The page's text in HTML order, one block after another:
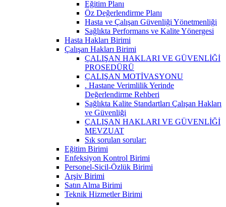
Eğitim Planı
Öz Değerlendirme Planı
Hasta ve Çalışan Güvenliği Yönetmenliği
Sağlıkta Performans ve Kalite Yönergesi
Hasta Hakları Birimi
Çalışan Hakları Birimi
ÇALIŞAN HAKLARI VE GÜVENLİĞİ
PROSEDÜRÜ
ÇALIŞAN MOTİVASYONU
. Hastane Verimlilik Yerinde
Değerlendirme Rehberi
Sağlıkta Kalite Standartları Çalışan Hakları
ve Güvenliği
ÇALIŞAN HAKLARI VE GÜVENLİĞİ
MEVZUAT
Sık sorulan sorular:
Eğitim Birimi
Enfeksiyon Kontrol Birimi
Personel-Sicil-Özlük Birimi
Arşiv Birimi
Satın Alma Birimi
Teknik Hizmetler Birimi